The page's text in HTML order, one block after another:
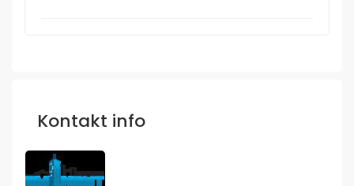
Kontakt info